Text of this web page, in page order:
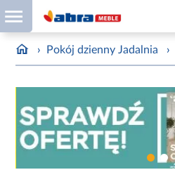
› Pokój dzienny Jadalnia ›